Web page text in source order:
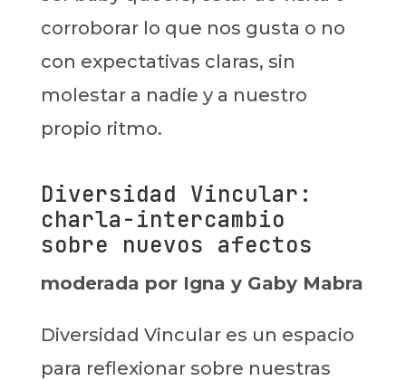
corroborar lo que nos gusta o no
con expectativas claras, sin
molestar a nadie y a nuestro
propio ritmo.
Diversidad Vincular:
charla-intercambio
sobre nuevos afectos
moderada por Igna y Gaby Mabra
Diversidad Vincular es un espacio
para reflexionar sobre nuestras